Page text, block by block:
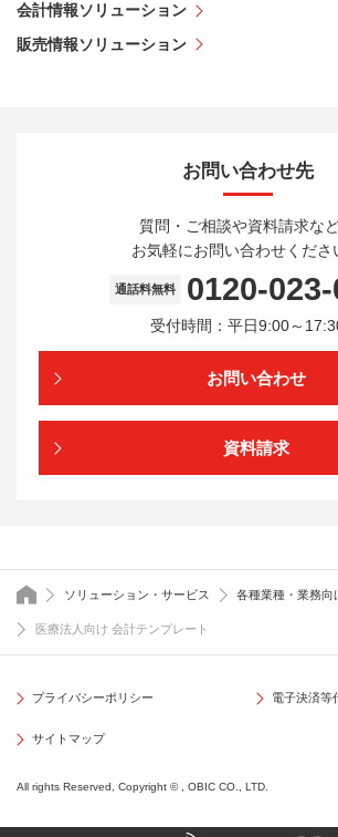
会計情報ソリューション
販売情報ソリューション
お問い合わせ先
質問・ご相談や資料請求など
お気軽にお問い合わせくださ
通話料無料 0120-
受付時間：平日9:00～
お問い合わせ
資料請求
トップページ
ソリューション・サービス 各種業種・業務向
医療法人向け 会計テンプレート
プライバシーポリシー 電子決済等
サイトマップ
All rights Reserved, Copyright © , OBIC CO., LTD.